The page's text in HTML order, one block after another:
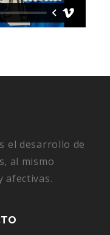
el desarrollo de
al mismo
afectivas.